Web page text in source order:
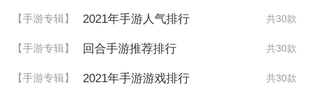
【手游专辑】 2021年手游人气排行 共30款
【手游专辑】 回合手游推荐排行 共30款
【手游专辑】 2021年手游游戏排行 共30款